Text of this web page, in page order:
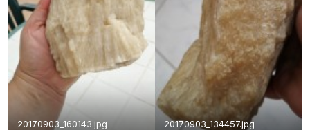
20170903_160143.jpg
20170903_134457.jpg